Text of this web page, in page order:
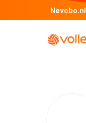
Nevobo.nl